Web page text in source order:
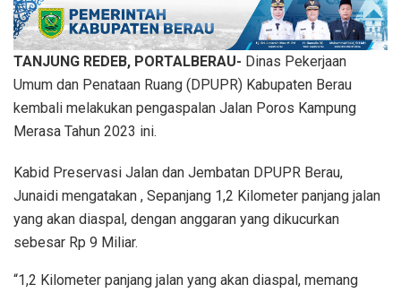
TANJUNG REDEB, PORTALBERAU- Dinas Pekerjaan
Umum dan Penataan Ruang (DPUPR) Kabupaten Berau
kembali melakukan pengaspalan Jalan Poros Kampung
Merasa Tahun 2023 ini.
Kabid Preservasi Jalan dan Jembatan DPUPR Berau,
Junaidi mengatakan , Sepanjang 1,2 Kilometer panjang jalan
yang akan diaspal, dengan anggaran yang dikucurkan
sebesar Rp 9 Miliar.
“1,2 Kilometer panjang jalan yang akan diaspal, memang